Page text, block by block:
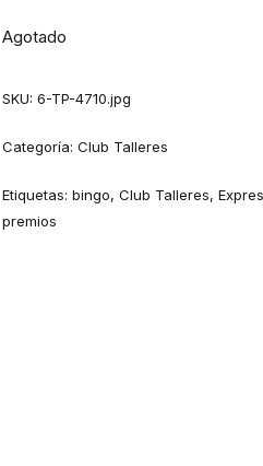
Agotado
SKU:6-TP-4710.jpg
Categoría:Club Talleres
Etiquetas:bingo,Club Talleres,
premios